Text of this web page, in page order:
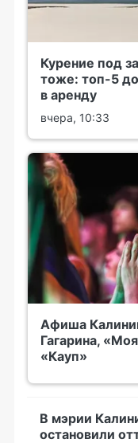
Курение под
тоже: топ-5
в аренду
вчера, 10:33
Афиша
Гагарина,
«Кауп»
В мэрии
остановили